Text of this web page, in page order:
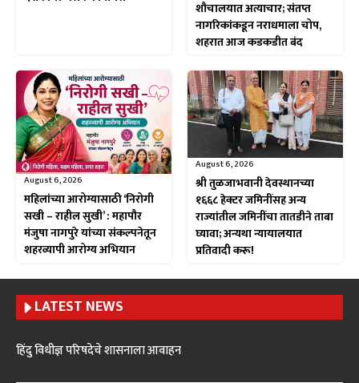
शौचालयात अत्याचार; संतप्त
नागरिकांकडून नराधमाला चोप,
शहरात आज कडकडीत बंद
August 6, 2026
महिलांच्या आरोग्यासाठी ‘निरोगी
सखी – राहील सुखी’ : महापौर
मंजुषा नागपुरे यांच्या संकल्पनेतून
शहरव्यापी आरोग्य अभियान
August 6, 2026
श्री तुळजाभवानी देवस्थानच्या
१६६८ हेक्टर जमिनींसह अन्य
राज्यांतील जमिनींचा तातडीने ताबा
घ्यावा; अन्यथा न्यायालयात
प्रतिवादी करू!
LATEST NEWS
हिंदु विधीज्ञ परिषदेचे शासनाला आवाहन